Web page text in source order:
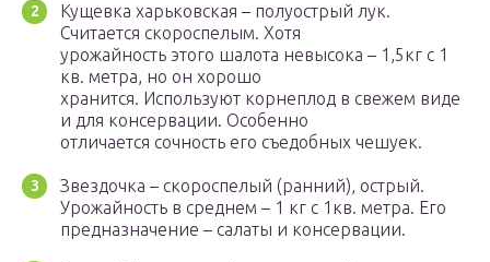
Кущевка харьковская – полуострый лук.
Считается скороспелым. Хотя
урожайность этого шалота невысока – 1,5кг с 1
кв. метра, но он хорошо
хранится. Используют корнеплод в свежем виде
и для консервации. Особенно
отличается сочность его съедобных чешуек.
Звездочка – скороспелый (ранний), острый.
Урожайность в среднем – 1 кг с 1кв. метра. Его
предназначение – салаты и консервации.